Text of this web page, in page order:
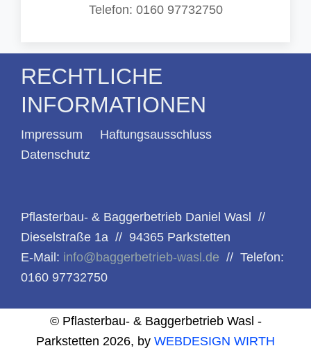
Telefon: 0160 97732750
RECHTLICHE
INFORMATIONEN
Impressum
Haftungsausschluss
Datenschutz
Pflasterbau- & Baggerbetrieb Daniel Wasl //
Dieselstraße 1a // 94365 Parkstetten
E-Mail: info@baggerbetrieb-wasl.de // Telefon:
0160 97732750
© Pflasterbau- & Baggerbetrieb Wasl -
Parkstetten 2026, by WEBDESIGN WIRTH